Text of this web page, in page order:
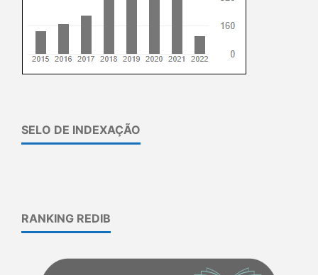
SELO DE INDEXAÇÃO
RANKING REDIB